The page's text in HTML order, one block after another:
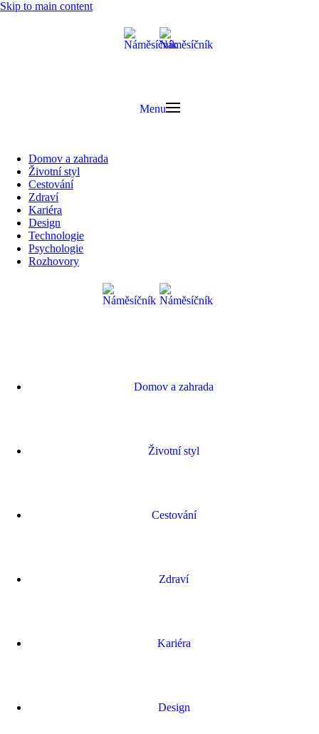
Skip to main content
Menu
Domov a zahrada
Životní styl
Cestování
Zdraví
Kariéra
Design
Technologie
Psychologie
Rozhovory
Domov a zahrada
Životní styl
Cestování
Zdraví
Kariéra
Design